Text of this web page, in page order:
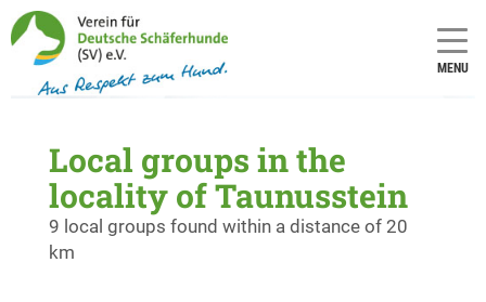
MENU
Local groups in the
locality of Taunusstein
9 local groups found within a distance of 20
km